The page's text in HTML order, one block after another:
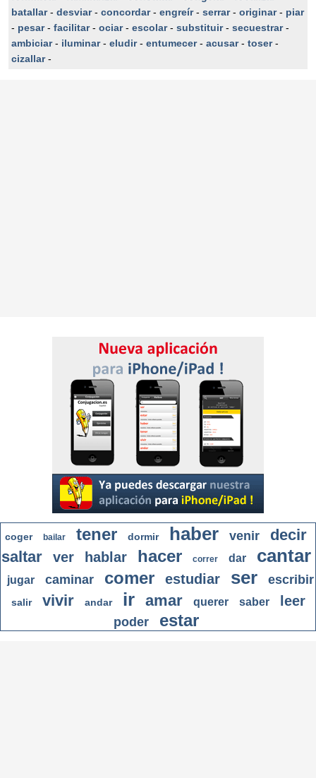
batallar- desviar- concordar- engreír- serrar- originar- piar
- pesar- facilitar- ociar- escolar- substituir- secuestrar-
ambiciar- iluminar- eludir- entumecer- acusar- toser-
cizallar-
coger bailar tener dormir haber venir
decir
saltar
ver hablar hacer correr dar cantar
jugar caminar comer estudiar ser escribir
salir vivir andar ir amar querer saber leer
poder estar